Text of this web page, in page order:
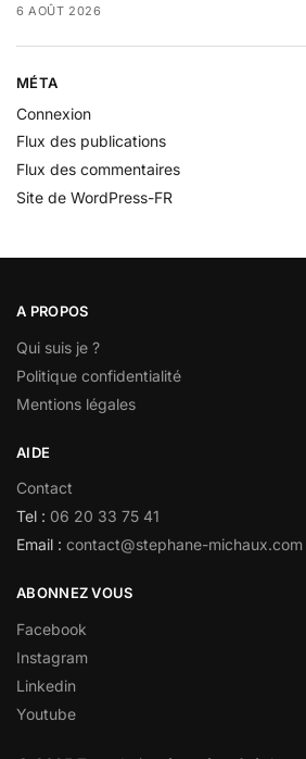
6 AOÛT 2026
MÉTA
Connexion
Flux des publications
Flux des commentaires
Site de WordPress-FR
A PROPOS
Qui suis je ?
Politique confidentialité
Mentions légales
AIDE
Contact
Tel : 06 20 33 75 41
Email : contact@stephane-michaux.com
ABONNEZ VOUS
Facebook
Instagram
Linkedin
Youtube